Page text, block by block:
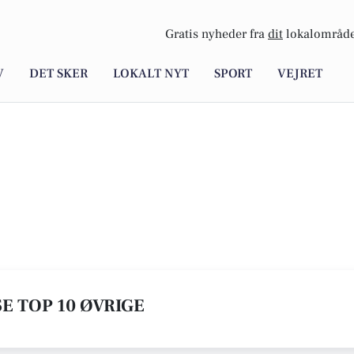
Gratis nyheder fra dit
DET SKER LOKALT NYT SPORT VEJRET
TOP 10 ØVRIGE